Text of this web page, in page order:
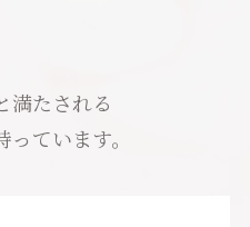
満たされる
ています。